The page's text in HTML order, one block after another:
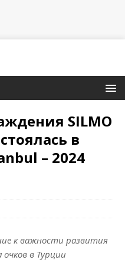
SILMO
в
– 2024
к важности развития
в Турции